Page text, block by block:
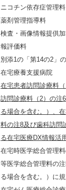
ニコチン依存症管理料
薬剤管理指導料
検査・画像情報提供
報評価料
別添1の「第14の2」
在宅療養支援病院
在宅患者訪問診療料
訪問診療料（2）の注
る場合を含む。）、
料の注8及び歯科訪問
る在宅医療DX情報
在宅時医学総合管理
等医学総合管理料の
る場合を含む。）に